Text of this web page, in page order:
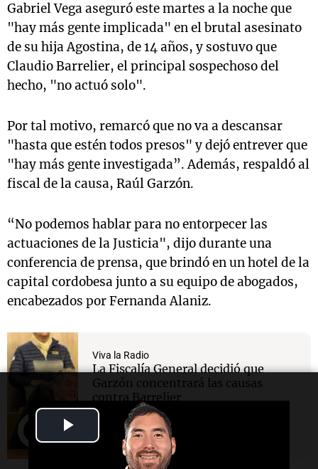
Video
Gabriel Vega aseguró este martes a la noche que
"hay más gente implicada" en el brutal asesinato
de su hija Agostina, de 14 años, y sostuvo que
Claudio Barrelier, el principal sospechoso del
hecho, "no actuó solo".
Por tal motivo, remarcó que no va a descansar
"hasta que estén todos presos" y dejó entrever que
"hay más gente investigada”. Además, respaldó al
fiscal de la causa, Raúl Garzón.
“No podemos hablar para no entorpecer las
actuaciones de la Justicia", dijo durante una
conferencia de prensa, que brindó en un hotel de la
capital cordobesa junto a su equipo de abogados,
encabezados por Fernanda Alaniz.
Viva la Radio
La Fiscalía General decidió que
Garzón concentrará las causas
contra Barrelier